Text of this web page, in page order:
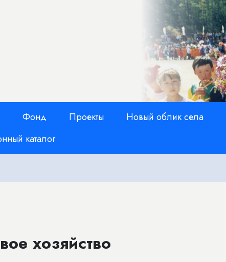
Фонд Проекты Новый облик села
каталог
хозяйство